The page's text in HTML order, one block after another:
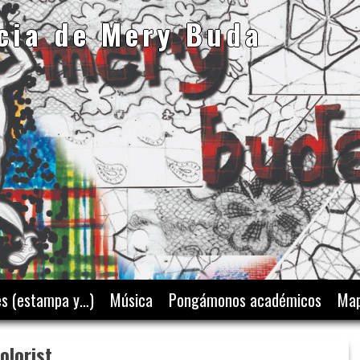
de Mery Buda
(estampa y…) Música Pongámonos académicos